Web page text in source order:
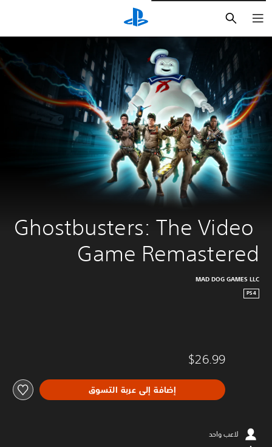
Ghostbusters: The Video
Game Remastered
MAD DOG GAMES LLC
PS4
$26.99
إضافة إلى عربة التسوق
لاعب واحد